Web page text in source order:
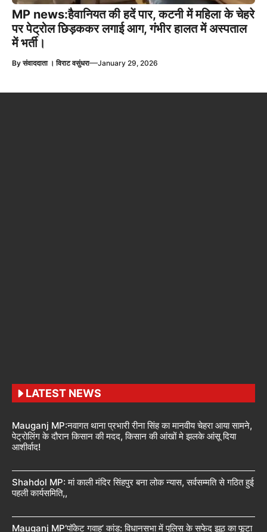
MP news:हैवानियत की हदें पार, कटनी में महिला के चेहरे
पर पेट्रोल छिड़ककर लगाई आग, गंभीर हालत में अस्पताल
में भर्ती।
Byसंवाददाता । विराट वसुंधरा—January 29, 2026
LATEST NEWS
Mauganj MP:नवागत थाना प्रभारी रीना सिंह का मानवीय चेहरा आया सामने,
पेट्रोलिंग के दौरान किसान की मदद, किसान की आंखों मे झलके आंसू दिया
आशीर्वाद!
Shahdol MP: मां काली मंदिर सिंहपुर बना लोक न्यास, सर्वसम्मति से गठित हुई
पहली कार्यसमिति,,
Mauganj MP’पॉकेट गवाह’ कांड: विधानसभा में पुलिस के सफेद झूठ का फूटा